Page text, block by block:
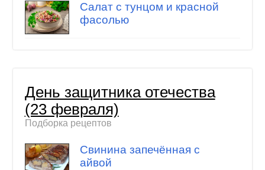
Салат с тунцом и красной
фасолью
День защитника отечества
(23 февраля)
Подборка рецептов
Свинина запечённая с
айвой